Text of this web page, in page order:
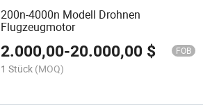
200n-4000n Modell Drohnen
Flugzeugmotor
2.000,00-20.000,00 $ FOB
1 Stück (MOQ)